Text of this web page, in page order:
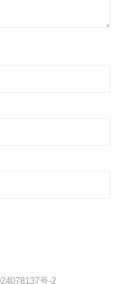
号-2